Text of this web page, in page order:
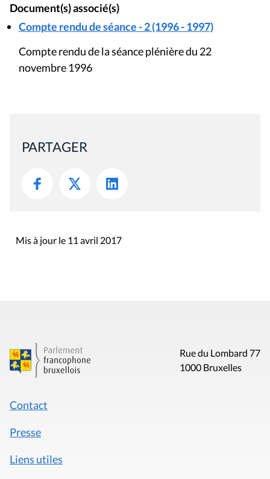
Document(s) associé(s)
Compte rendu de séance - 2 (1996 - 1997)
Compte rendu de la séance plénière du 22
novembre 1996
PARTAGER
Mis à jour le 11 avril 2017
Rue du Lombard 77
1000 Bruxelles
Contact
Presse
Liens utiles